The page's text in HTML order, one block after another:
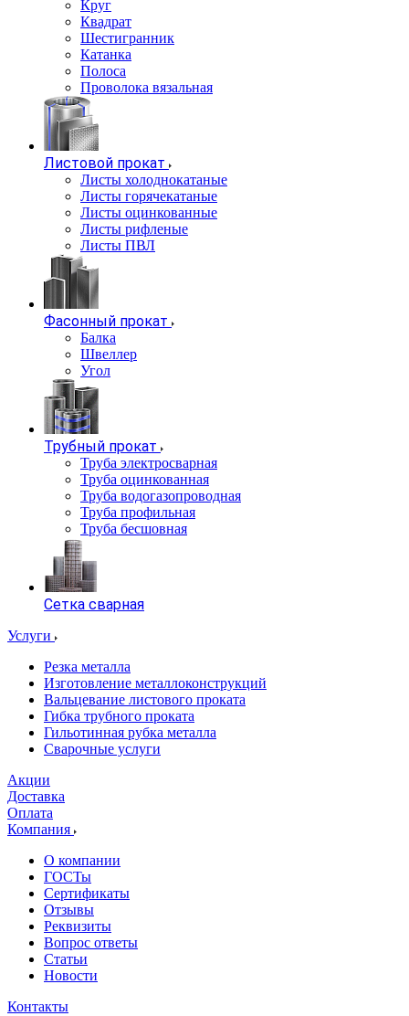
Круг
Квадрат
Шестигранник
Катанка
Полоса
Проволока вязальная
Листовой прокат
Листы холоднокатаные
Листы горячекатаные
Листы оцинкованные
Листы рифленые
Листы ПВЛ
Фасонный прокат
Балка
Швеллер
Угол
Трубный прокат
Труба электросварная
Труба оцинкованная
Труба водогазопроводная
Труба профильная
Труба бесшовная
Сетка сварная
Услуги
Резка металла
Изготовление металлоконструкций
Вальцевание листового проката
Гибка трубного проката
Гильотинная рубка металла
Сварочные услуги
Акции
Доставка
Оплата
Компания
О компании
ГОСТы
Сертификаты
Отзывы
Реквизиты
Вопрос ответы
Статьи
Новости
Контакты